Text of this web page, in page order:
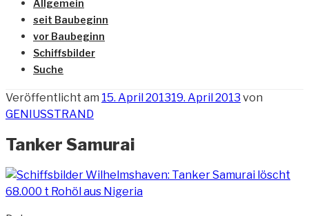
Allgemein
seit Baubeginn
vor Baubeginn
Schiffsbilder
Suche
Veröffentlicht am 15. April 201319. April 2013 von
GENIUSSTRAND
Tanker Samurai